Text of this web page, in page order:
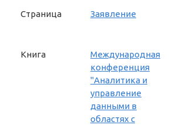
Страница Заявление
Книга
Международная
конференция
"Аналитика и
управление
данными в
областях с